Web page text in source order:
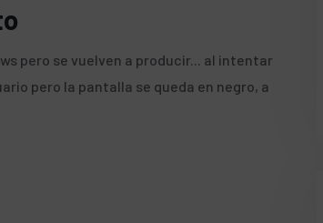
pero se vuelven a producir... al intentar
pero la pantalla se queda en negro, a